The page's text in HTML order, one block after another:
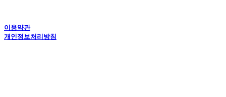
이용약관
개인정보처리방침